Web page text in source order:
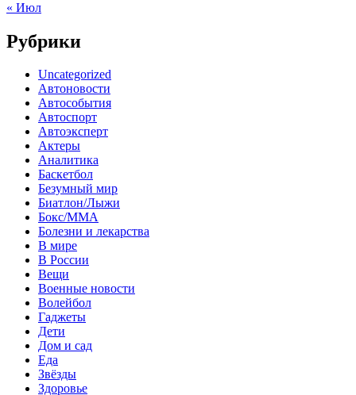
« Июл
Рубрики
Uncategorized
Автоновости
Автособытия
Автоспорт
Автоэксперт
Актеры
Аналитика
Баскетбол
Безумный мир
Биатлон/Лыжи
Бокс/MMA
Болезни и лекарства
В мире
В России
Вещи
Военные новости
Волейбол
Гаджеты
Дети
Дом и сад
Еда
Звёзды
Здоровье